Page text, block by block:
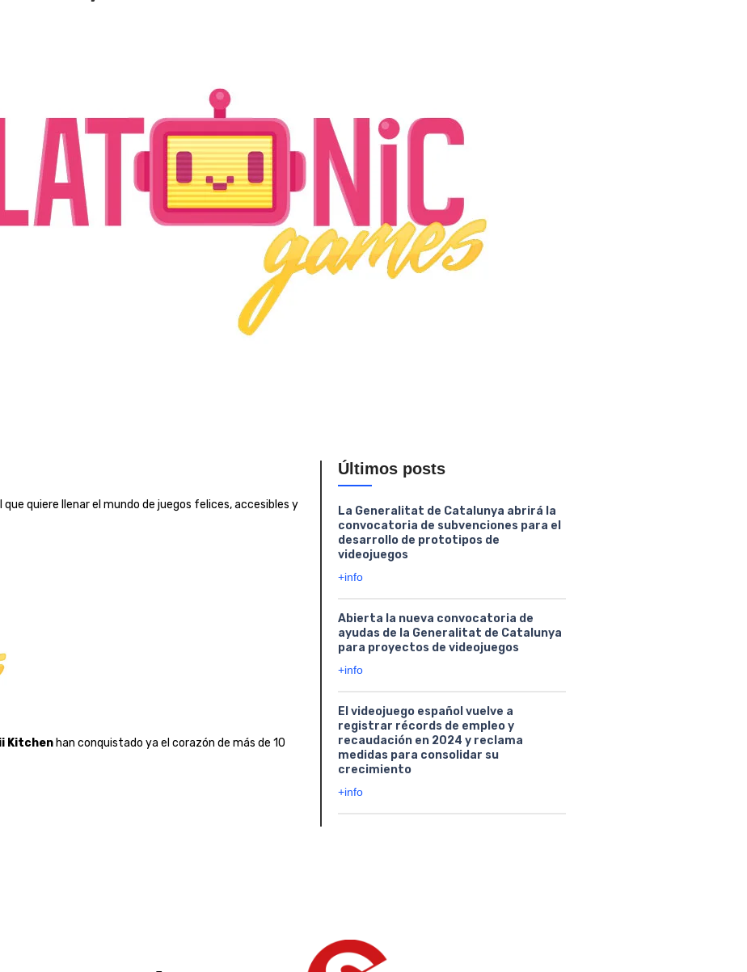
quiere llenar el mundo de juegos felices, accesibles y
Kitchen han conquistado ya el corazón de más de 10
Últimos posts
La Generalitat de Catalunya abrirá la
convocatoria de subvenciones para el
desarrollo de prototipos de
videojuegos
+info
Abierta la nueva convocatoria de
ayudas de la Generalitat de Catalunya
para proyectos de videojuegos
+info
El videojuego español vuelve a
registrar récords de empleo y
recaudación en 2024 y reclama
medidas para consolidar su
crecimiento
+info